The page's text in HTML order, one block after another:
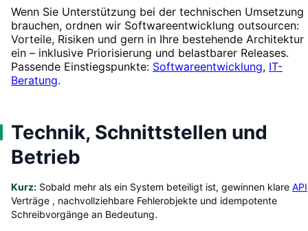
Wenn Sie Unterstützung bei der technischen Umsetzung
brauchen, ordnen wir Softwareentwicklung outsourcen:
Vorteile, Risiken und gern in Ihre bestehende Architektur
ein – inklusive Priorisierung und belastbarer Releases.
Passende Einstiegspunkte: Softwareentwicklung, IT-
Beratung.
Technik, Schnittstellen und
Betrieb
Kurz: Sobald mehr als ein System beteiligt ist, gewinnen klare API
Verträge , nachvollziehbare Fehlerobjekte und idempotente
Schreibvorgänge an Bedeutung.